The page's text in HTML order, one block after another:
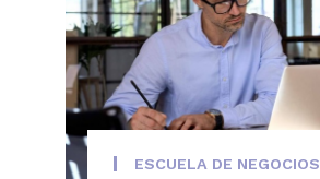
ESCUELA DE NEGOCIOS